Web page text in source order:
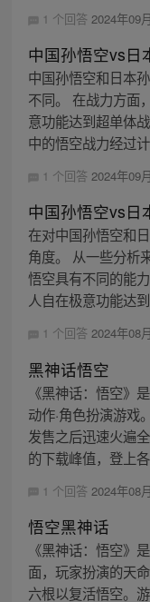
1 个回答 2024年09
中国孙悟空vs日
中国孙悟空和日本
不同。 在战力方面
意功能达到超单体
中的悟空战力经过
1 个回答 2024年09
中国孙悟空vs日
在对中国孙悟空和
角度。 从一些分析
悟空具有不同的能
人自在极意功能达
1 个回答 2024年08
黑神话悟空
《黑神话：悟空》
动作·角色扮演游戏
发售之后迅速火遍
的下载峰值，登上
1 个回答 2024年08
悟空黑神话
《黑神话：悟空》
面，玩家扮演的天
六根以复活悟空。